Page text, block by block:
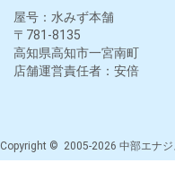
屋号：水みず本舗
〒781-8135
高知県高知市一宮南町
店舗運営責任者：安倍
Copyright © 2005-2026 中部エナジ